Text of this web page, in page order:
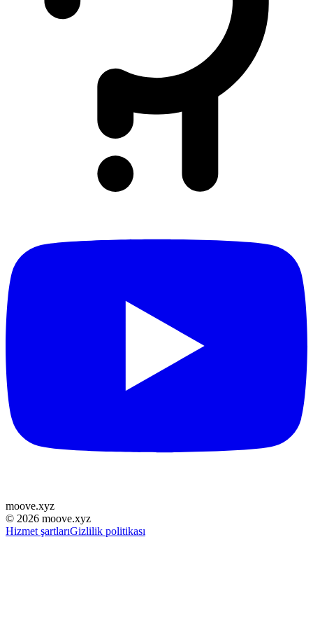
moove.xyz
© 2026 moove.xyz
Hizmet şartlarıGizlilik politikası